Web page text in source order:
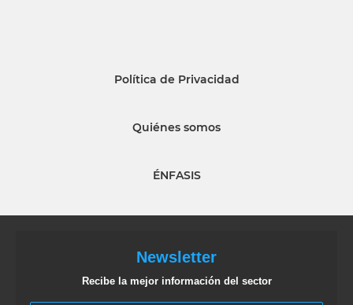
Política de Privacidad
Quiénes somos
ÉNFASIS
Newsletter
Recibe la mejor información del sector